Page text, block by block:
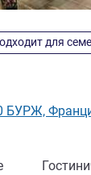
для
БУРЖ,